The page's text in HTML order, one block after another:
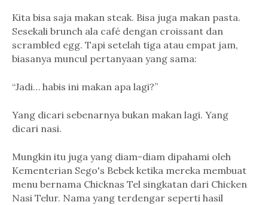
Kita bisa saja makan steak. Bisa juga makan pasta.
Sesekali brunch ala café dengan croissant dan
scrambled egg. Tapi setelah tiga atau empat jam,
biasanya muncul pertanyaan yang sama:
“Jadi… habis ini makan apa lagi?”
Yang dicari sebenarnya bukan makan lagi. Yang
dicari nasi.
Mungkin itu juga yang diam-diam dipahami oleh
Kementerian Sego's Bebek ketika mereka membuat
menu bernama Chicknas Tel singkatan dari Chicken
Nasi Telur. Nama yang terdengar seperti hasil